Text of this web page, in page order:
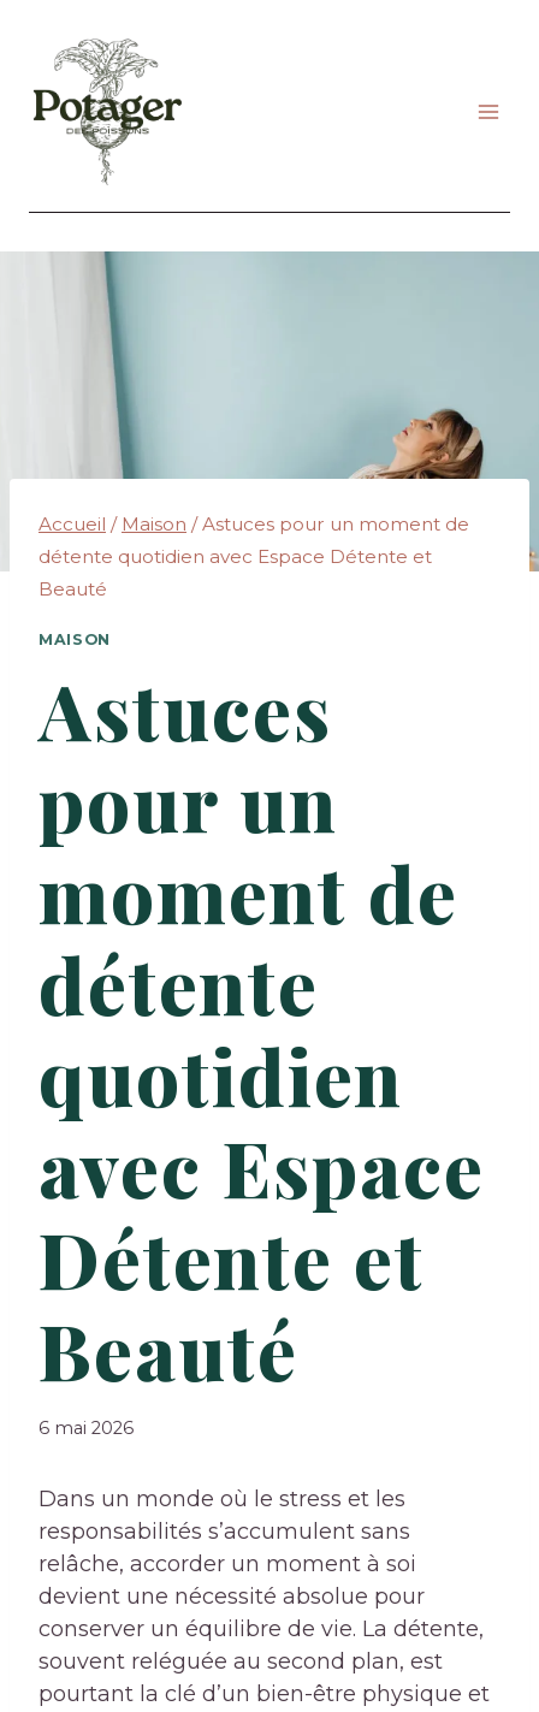
contenu
Accueil / Maison / Astuces pour un moment de
détente quotidien avec Espace Détente et
Beauté
MAISON
Astuces
pour un
moment de
détente
quotidien
avec Espace
Détente et
Beauté
6 mai 2026
Dans un monde où le stress et les
responsabilités s’accumulent sans
relâche, accorder un moment à soi
devient une nécessité absolue pour
conserver un équilibre de vie. La détente,
souvent reléguée au second plan, est
pourtant la clé d’un bien-être physique et